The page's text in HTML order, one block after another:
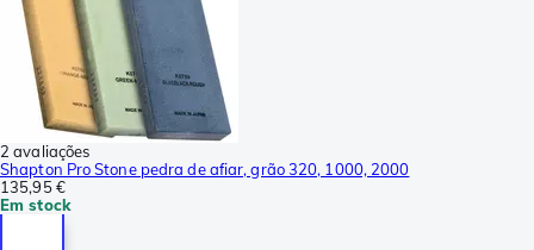
2 avaliações
Shapton Pro Stone pedra de afiar, grão 320, 1000, 2000
135,95 €
Em stock